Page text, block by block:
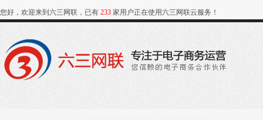
您好，欢迎来到六三网联，已有 233 家用户正在使用六三网联云服务！